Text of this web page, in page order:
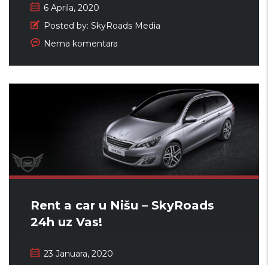
6 Aprila, 2020
Posted by: SkyRoads Media
Nema komentara
Rent a car u Nišu – SkyRoads
24h uz Vas!
23 Januara, 2020